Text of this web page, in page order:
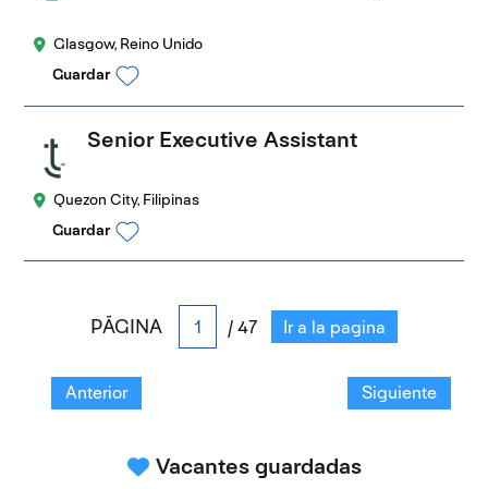
Glasgow, Reino Unido
Guardar
Senior Executive Assistant
Quezon City, Filipinas
Guardar
PÁGINA / 47 Ir a la pagina
Anterior Siguiente
Vacantes guardadas